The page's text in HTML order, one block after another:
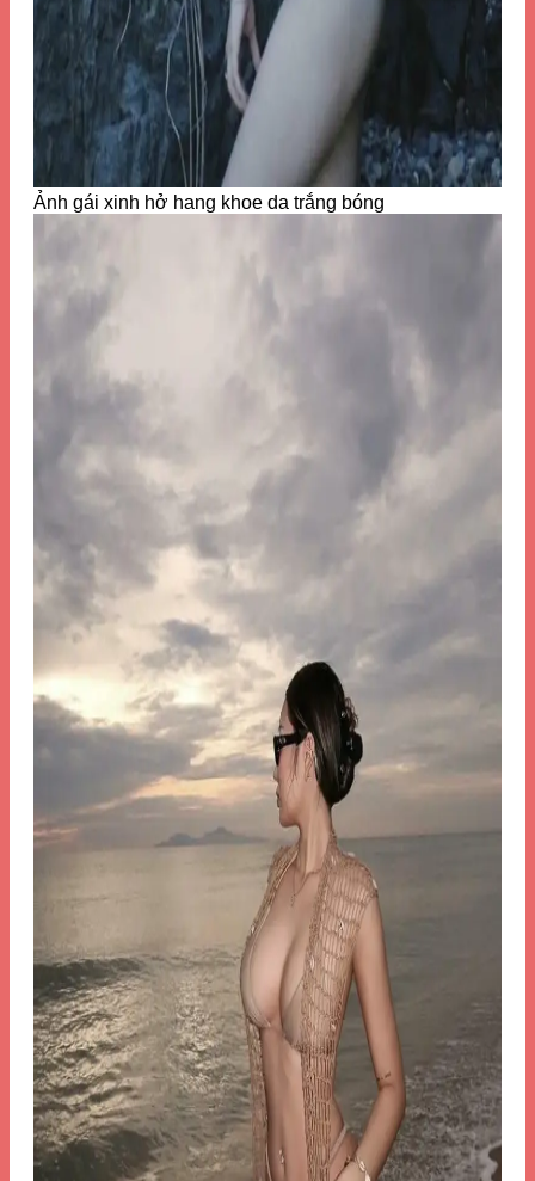
Ảnh gái xinh hở hang khoe da trắng bóng